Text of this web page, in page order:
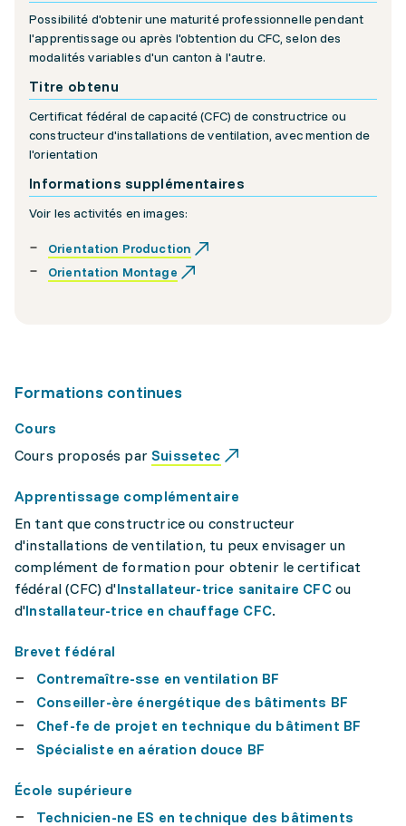
Possibilité d'obtenir une maturité professionnelle pendant
l'apprentissage ou après l'obtention du CFC, selon des
modalités variables d'un canton à l'autre.
Titre obtenu
Certificat fédéral de capacité (CFC) de constructrice ou
constructeur d'installations de ventilation, avec mention de
l'orientation
Informations supplémentaires
Voir les activités en images:
Orientation Production
Orientation Montage
Formations continues
Cours
Cours proposés parSuissetec
Apprentissage complémentaire
En tant que constructrice ou constructeur
d'installations de ventilation, tu peux envisager un
complément de formation pour obtenir le certificat
fédéral (CFC) d'Installateur-trice sanitaire CFCou
d'Installateur-trice en chauffage CFC.
Brevet fédéral
Contremaître-sse en ventilation BF
Conseiller-ère énergétique des bâtiments BF
Chef-fe de projet en technique du bâtiment BF
Spécialiste en aération douce BF
École supérieure
Technicien-ne ES en technique des bâtiments